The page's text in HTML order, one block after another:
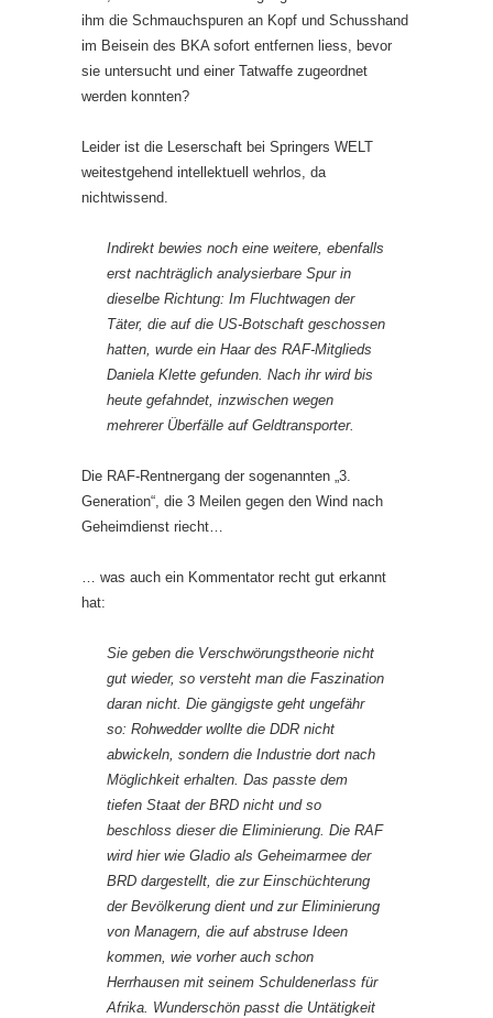
ihm die Schmauchspuren an Kopf und Schusshand
im Beisein des BKA sofort entfernen liess, bevor
sie untersucht und einer Tatwaffe zugeordnet
werden konnten?
Leider ist die Leserschaft bei Springers WELT
weitestgehend intellektuell wehrlos, da
nichtwissend.
Indirekt bewies noch eine weitere, ebenfalls
erst nachträglich analysierbare Spur in
dieselbe Richtung: Im Fluchtwagen der
Täter, die auf die US-Botschaft geschossen
hatten, wurde ein Haar des RAF-Mitglieds
Daniela Klette gefunden. Nach ihr wird bis
heute gefahndet, inzwischen wegen
mehrerer Überfälle auf Geldtransporter.
Die RAF-Rentnergang der sogenannten „3.
Generation“, die 3 Meilen gegen den Wind nach
Geheimdienst riecht…
… was auch ein Kommentator recht gut erkannt
hat:
Sie geben die Verschwörungstheorie nicht
gut wieder, so versteht man die Faszination
daran nicht. Die gängigste geht ungefähr
so: Rohwedder wollte die DDR nicht
abwickeln, sondern die Industrie dort nach
Möglichkeit erhalten. Das passte dem
tiefen Staat der BRD nicht und so
beschloss dieser die Eliminierung. Die RAF
wird hier wie Gladio als Geheimarmee der
BRD dargestellt, die zur Einschüchterung
der Bevölkerung dient und zur Eliminierung
von Managern, die auf abstruse Ideen
kommen, wie vorher auch schon
Herrhausen mit seinem Schuldenerlass für
Afrika. Wunderschön passt die Untätigkeit